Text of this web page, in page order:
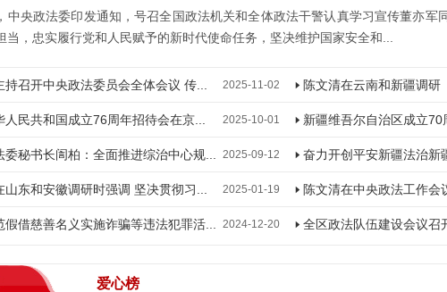
央政法委印发通知，号召全国政法机关和全体政法干警认真学习宣传董亦军
当，忠实履行党和人民赋予的新时代使命任务，坚决维护国家安全和...
持召开中央政法委员会全体会议 传... 2025-11-02 陈文清在云南和新疆调研
人民共和国成立76周年招待会在京... 2025-10-01 新疆维吾尔自治区成立70
委秘书长訚柏：全面推进综治中心规... 2025-09-12 奋力开创平安新疆法治新
山东和安徽调研时强调 坚决贯彻习... 2025-01-19 陈文清在中央政法工作会
假借慈善名义实施诈骗等违法犯罪活... 2024-12-20 全区政法队伍建设会议召
爱心榜